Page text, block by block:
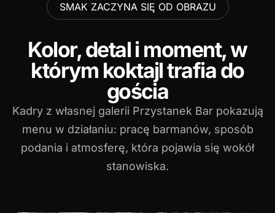
SMAK ZACZYNA SIĘ OD OBRAZU
Kolor, detal i moment, w
którym koktajl trafia do
gościa
Kadry z własnej galerii Przystanek Bar pokazują
menu w działaniu: pracę barmanów, sposób
podania i atmosferę, która pojawia się wokół
stanowiska.